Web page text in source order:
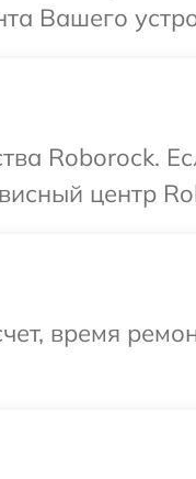
Вашего
Roborock.
центр
время